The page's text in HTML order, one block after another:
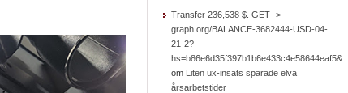
Transfer 236,538 $. GET ->
graph.org/BALANCE-3682444-USD-04-
21-2?
hs=b86e6d35f397b1b6e433c4e58644eaf5&
om Liten ux-insats sparade elva
årsarbetstider